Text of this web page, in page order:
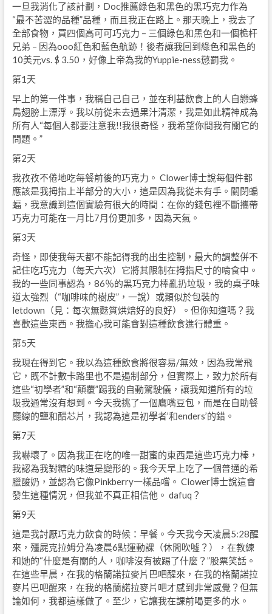
一旦我消化了該計劃，Doc推薦綠色和黑色的黑巧克力作為
“最不苦澀的品種”品種，而且我正在路上。那天晚上，我去了
全部食物，買四個高可可巧克力 – 三個綠色和黑色和一個桅杆
兄弟 – 因為ooo紅色和藍色航跡！後者讓我回到綠色和黑色的
10美元vs. $ 3.50，好像上帝為我的Yuppie-ness懲罰我。
第1天
早上的第一件事，我稱自己自己，並在利基飲食上的人自戀蜂
鳥翅膀上漂浮。我以前從未去過果汁清潔，我是如此精神成為
所有人“每個人都要注意我!!我很奇怪，我希望你問我有關它的
問題。”
第2天
我孜孜不倦地吃每餐前後的巧克力。 Clower博士說每個件都
應該是我拇指上半部分的大小，這是因為我從未有手。關閉蝙
蝠，我意識到這個實驗有很大的時間：在你的錢包裡不斷攜帶
巧克力可能在一月比7月份更加多，因為天氣。
第3天
奇怪，即使我每天都不能記得我的出生控制，最大的調整併不
記住吃巧克力（每天六次）它將其限制在拇指尺寸的啃食中。
我的一些同事認為，86％的黑巧克力棒亂扔垃圾，我的桌子味
道太強烈（“咖啡味的樹皮”，一說）或類似於包裝的
letdown（見：每次無麩質烘焙好的良好）。但你知道嗎？我
喜歡這些東西。我擔心我可能會對這種飲食進行體重。
第5天
我現在得到它。我以為這種飲食將很容易/無效，因為我常飛
它，既不計數卡路里也不是遏制部分，但實際上，致力於所有
這些“初學者”和“顛覆”踢我的自動駕駛儀，讓我知道所有的垃
圾我通常沒有想到。今天我挑了一個鷹嘴豆包，而是在自助餐
廳線的鹽和醋芯片，我認為這是初學者’和enders’的錯。
第7天
我嚇壞了。因為我正在吃的唯一甜蜜的東西是這些巧克力棒，
我認為我對糖的味道是變形的。我今天早上吃了一個普通的希
臘酸奶，並認為它像Pinkberry一樣品嚐。 Clower博士說這會
發生這種情況，但我並不真正相信他。 dafuq？
第9天
這是我討厭巧克力飲食的時候：早餐。今天我今天凌晨5:28醒
來，殭屍克拉姆分為凌晨6點運動課（休閒吹噓？），在教練
和她的“什麼是有關的人，咖啡沒有被踢了什麼？”股票笑話。
在這些早晨，在我的格蘭諾拉麥片巴吧醒來，在我的格蘭諾拉
麥片巴吧醒來，在我的格蘭諾拉麥片吧才感到非常感覺？但無
論如何，我都這樣做了。至少，它讓我在課前喝更多的水。